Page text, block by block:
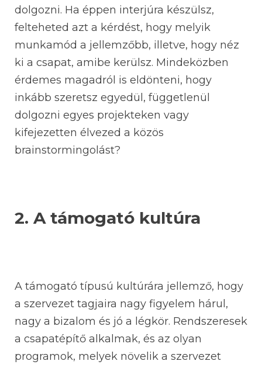
dolgozni. Ha éppen interjúra készülsz,
felteheted azt a kérdést, hogy melyik
munkamód a jellemzőbb, illetve, hogy néz
ki a csapat, amibe kerülsz. Mindeközben
érdemes magadról is eldönteni, hogy
inkább szeretsz egyedül, függetlenül
dolgozni egyes projekteken vagy
kifejezetten élvezed a közös
brainstormingolást?
2. A támogató kultúra
A támogató típusú kultúrára jellemző, hogy
a szervezet tagjaira nagy figyelem hárul,
nagy a bizalom és jó a légkör. Rendszeresek
a csapatépítő alkalmak, és az olyan
programok, melyek növelik a szervezet